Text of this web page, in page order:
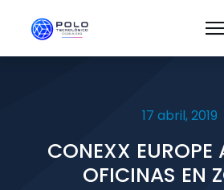
17 abril, 2019
CONEXX EUROPE
OFICINAS EN